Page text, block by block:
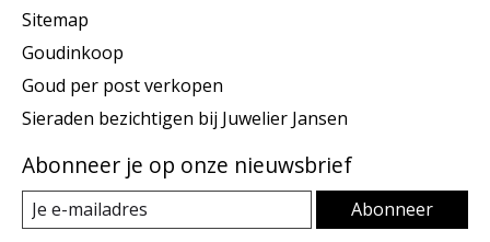
Sitemap
Goudinkoop
Goud per post verkopen
Sieraden bezichtigen bij Juwelier Jansen
Abonneer je op onze nieuwsbrief
Abonneer